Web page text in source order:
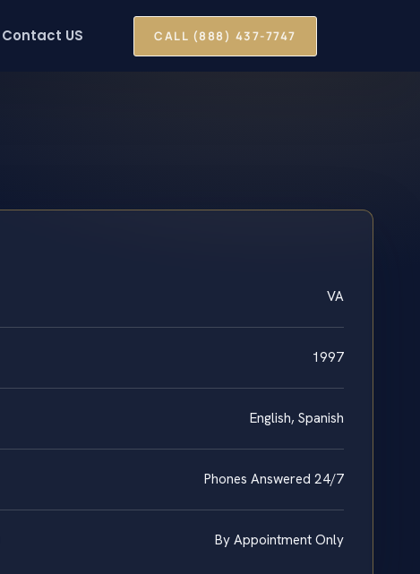
Contact US CALL (888) 437-7747
VA
1997
English, Spanish
Phones Answered 24/7
By Appointment Only